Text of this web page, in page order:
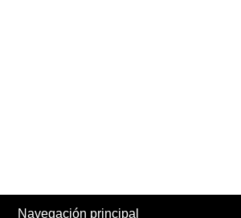
Navegación principal